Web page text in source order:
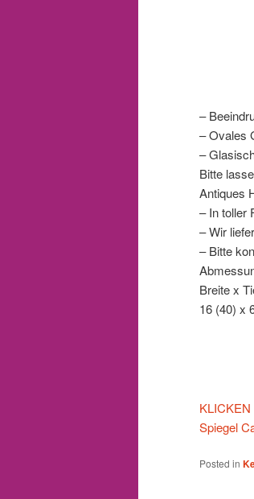
–
– Ovales
–
Bitte
Antiques
– In toller
– Wir
– Bitte
Breite x
16 (40) x
Spiegel
Posted in